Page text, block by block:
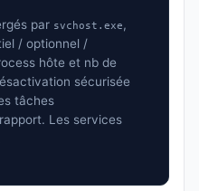
par svchost.exe,
/ optionnel /
hôte et nb de
sécurisée
tâches
Les services